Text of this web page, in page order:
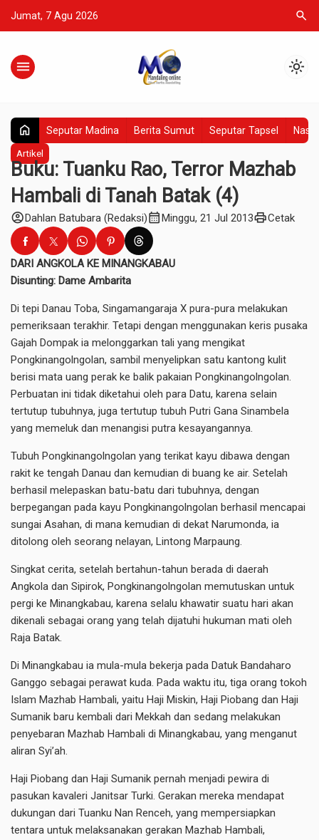
Jumat, 7 Agu 2026 search
menu light_mode
home Seputar Madina Berita Sumut Seputar Tapsel
Artikel
Buku: Tuanku Rao, Terror Mazhab
Hambali di Tanah Batak (4)
account_circleDahlan Batubara (Redaksi)calendar_monthMinggu, 21 Jul 2013printCetak
DARI ANGKOLA KE MINANGKABAU
Disunting: Dame Ambarita
Di tepi Danau Toba, Singamangaraja X pura-pura melakukan
pemeriksaan terakhir. Tetapi dengan menggunakan keris pusaka
Gajah Dompak ia melonggarkan tali yang mengikat
Pongkinangolngolan, sambil menyelipkan satu kantong kulit
berisi mata uang perak ke balik pakaian Pongkinangolngolan.
Perbuatan ini tidak diketahui oleh para Datu, karena selain
tertutup tubuhnya, juga tertutup tubuh Putri Gana Sinambela
yang memeluk dan menangisi putra kesayangannya.
Tubuh Pongkinangolngolan yang terikat kayu dibawa dengan
rakit ke tengah Danau dan kemudian di buang ke air. Setelah
berhasil melepaskan batu-batu dari tubuhnya, dengan
berpegangan pada kayu Pongkinangolngolan berhasil mencapai
sungai Asahan, di mana kemudian di dekat Narumonda, ia
ditolong oleh seorang nelayan, Lintong Marpaung.
Singkat cerita, setelah bertahun-tahun berada di daerah
Angkola dan Sipirok, Pongkinangolngolan memutuskan untuk
pergi ke Minangkabau, karena selalu khawatir suatu hari akan
dikenali sebagai orang yang telah dijatuhi hukuman mati oleh
Raja Batak.
Di Minangkabau ia mula-mula bekerja pada Datuk Bandaharo
Ganggo sebagai perawat kuda. Pada waktu itu, tiga orang tokoh
Islam Mazhab Hambali, yaitu Haji Miskin, Haji Piobang dan Haji
Sumanik baru kembali dari Mekkah dan sedang melakukan
penyebaran Mazhab Hambali di Minangkabau, yang menganut
aliran Syi’ah.
Haji Piobang dan Haji Sumanik pernah menjadi pewira di
pasukan kavaleri Janitsar Turki. Gerakan mereka mendapat
dukungan dari Tuanku Nan Renceh, yang mempersiapkan
tentara untuk melaksanakan gerakan Mazhab Hambali,